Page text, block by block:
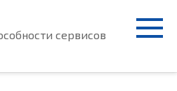
сервисов